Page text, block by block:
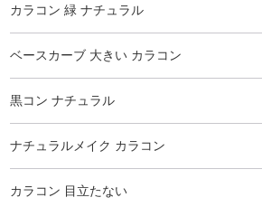
カラコン 緑 ナチュラル
ベースカーブ 大きい カラコン
黒コン ナチュラル
ナチュラルメイク カラコン
カラコン 目立たない